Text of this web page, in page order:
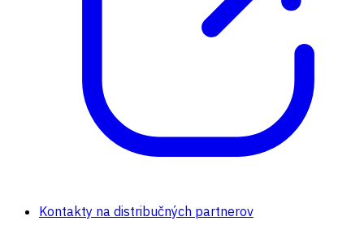
Kontakty na distribučných partnerov